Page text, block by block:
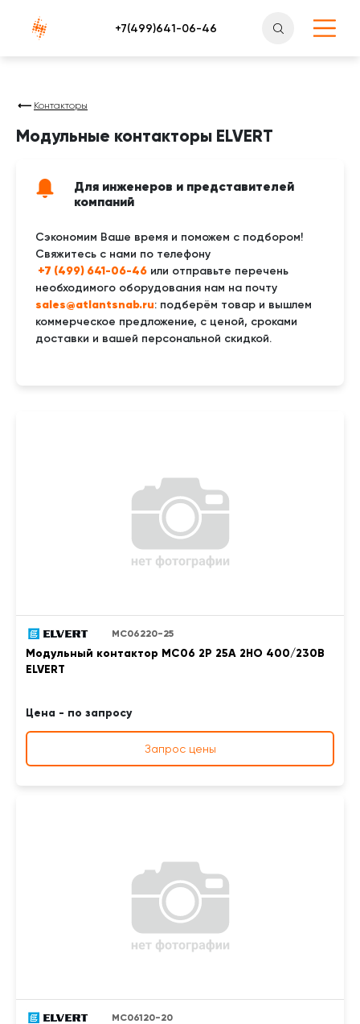
Атлантснаб
Контакторы
Модульные контакторы ELVERT
Для инженеров и представителей
компаний
Сэкономим Ваше время и поможем с подбором!
Свяжитесь с нами по телефону
+7 (499) 641-06-46 или отправьте перечень
необходимого оборудования нам на почту
sales@atlantsnab.ru: подберём товар и вышлем
коммерческое предложение, с ценой, сроками
доставки и вашей персональной скидкой.
MC06220-25
Модульный контактор MC06 2Р 25А 2НО 400/230B
ELVERT
Цена - по запросу
Запрос цены
MC06120-20